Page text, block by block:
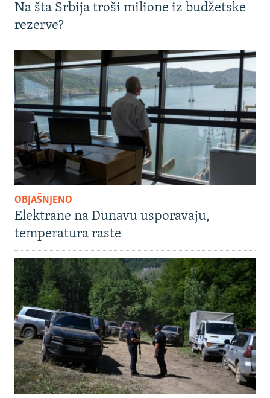
Na šta Srbija troši milione iz budžetske
rezerve?
OBJAŠNJENO
Elektrane na Dunavu usporavaju,
temperatura raste